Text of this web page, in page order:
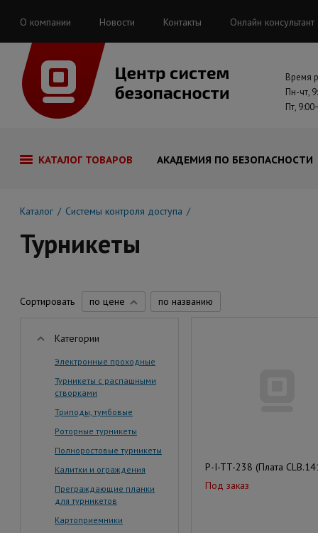
О компании Новости Контакты Онлайн консультант
Время
Пн-чт,
Пт,
КАТАЛОГ ТОВАРОВ АКАДЕМИЯ ПО БЕЗОПАСНОСТИ
Каталог Системы контроля доступа
Турникеты
Сортировать по цене по названию
Категории
Электронные проходные
Турникеты с распашными
створками
Триподы, тумбовые
Роторные турникеты
Полноростовые турникеты
Калитки и ограждения
Преграждающие планки
для турникетов
Картоприемники
P-I-TT-238 (Плата
Под заказ